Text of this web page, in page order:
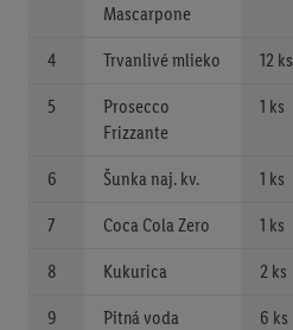
Mascarpone
4 Trvanlivé mlieko 12 ks
5
Prosecco
Frizzante
1 ks
6 Šunka naj. kv. 1 ks
7 Coca Cola Zero 1 ks
8 Kukurica 2 ks
9
Pitná voda
6 ks